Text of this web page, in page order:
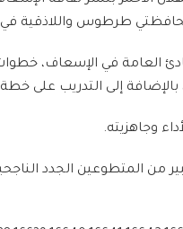
العامة في الإسعاف،
إلى التدريب على
وجاهزيته.
المتطوعين الجدد